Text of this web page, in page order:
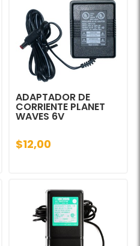
ADAPTADOR DE
CORRIENTE PLANET
WAVES 6V
$12,00